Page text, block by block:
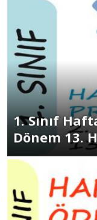
1. Sınıf
Dönem 13.